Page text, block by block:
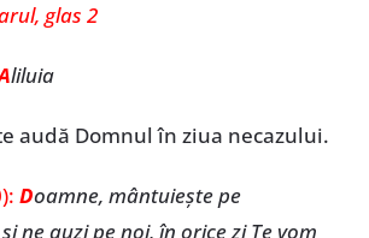
glas 2
liluia
audă Domnul în ziua necazului.
Doamne, mântuiește pe
ne auzi pe noi, în orice zi Te vom